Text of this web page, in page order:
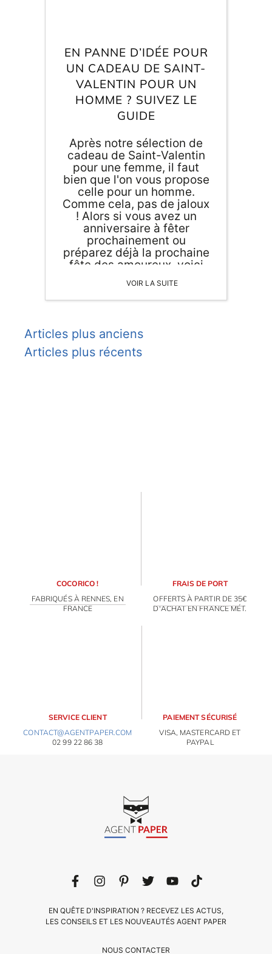
EN PANNE D’IDÉE POUR
UN CADEAU DE SAINT-
VALENTIN POUR UN
HOMME ? SUIVEZ LE
GUIDE
Après notre sélection de
cadeau de Saint-Valentin
pour une femme, il faut
bien que l'on vous propose
celle pour un homme.
Comme cela, pas de jaloux
! Alors si vous avez un
anniversaire à fêter
prochainement ou
préparez déjà la prochaine
fête des amoureux, voici
notre petit top d'idée de
cadeau de Saint-Valentin
pour un homme.
VOIR LA SUITE
Navigation
des
Articles plus anciens
Articles plus récents
COCORICO !
FABRIQUÉS À RENNES, EN
FRANCE
FRAIS DE PORT
OFFERTS À PARTIR DE 35€
D'ACHAT EN FRANCE MÉT.
SERVICE CLIENT
CONTACT@AGENTPAPER.COM
02 99 22 86 38
PAIEMENT SÉCURISÉ
VISA, MASTERCARD ET
PAYPAL
NOUS CONTACTER
EN QUÊTE D'INSPIRATION ? RECEVEZ LES ACTUS,
LES CONSEILS ET LES NOUVEAUTÉS AGENT PAPER